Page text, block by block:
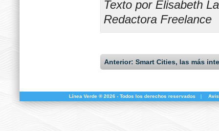
Texto por Elisabeth
Redactora Freelance
Anterior: Smart Cities, las más
Línea Verde ® 2026 - Todos los derechos reservados |